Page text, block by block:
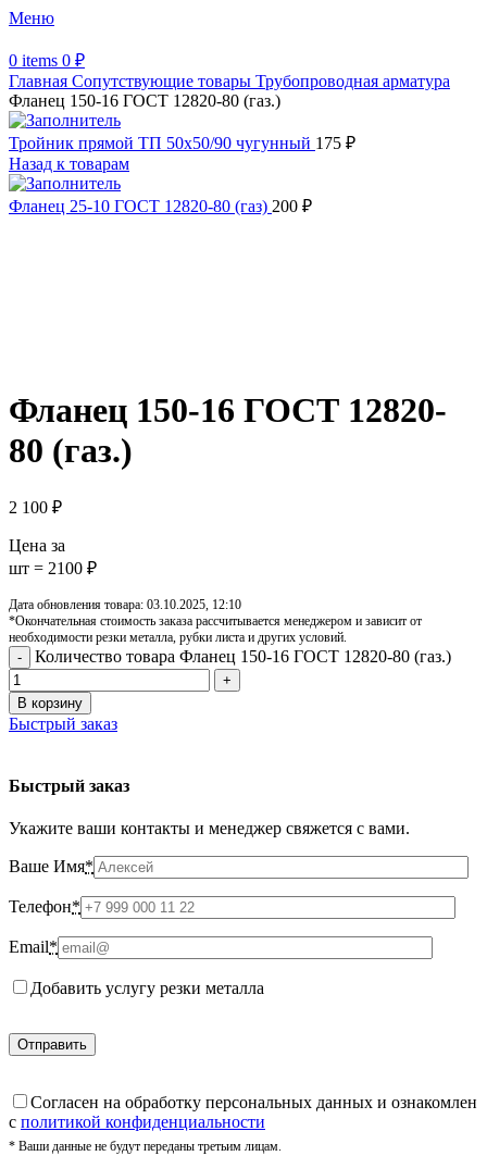
Меню
0 items 0 ₽
Главная Сопутствующие товары Трубопроводная арматура
Фланец 150-16 ГОСТ 12820-80 (газ.)
Тройник прямой ТП 50х50/90 чугунный 175 ₽
Назад к товарам
Фланец 25-10 ГОСТ 12820-80 (газ) 200 ₽
Фланец 150-16 ГОСТ 12820-
80 (газ.)
2 100 ₽
Цена за
шт = 2100 ₽
Дата обновления товара: 03.10.2025, 12:10
*Окончательная стоимость заказа рассчитывается менеджером и зависит от
необходимости резки металла, рубки листа и других условий.
Количество товара Фланец 150-16 ГОСТ 12820-80 (газ.)
В корзину
Быстрый заказ
Быстрый заказ
Укажите ваши контакты и менеджер свяжется с вами.
Ваше Имя*
Телефон*
Email*
Добавить услугу резки металла
Cогласен на обработку персональных данных и ознакомлен
с политикой конфиденциальности
* Ваши данные не будут переданы третьим лицам.